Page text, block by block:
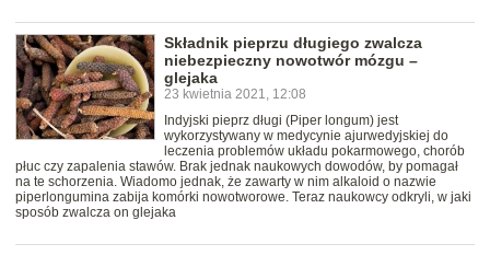
Składnik pieprzu długiego zwalcza
niebezpieczny nowotwór mózgu –
glejaka
23 kwietnia 2021, 12:08
Indyjski pieprz długi (Piper longum) jest
wykorzystywany w medycynie ajurwedyjskiej do
leczenia problemów układu pokarmowego, chorób
płuc czy zapalenia stawów. Brak jednak naukowych dowodów, by pomagał
na te schorzenia. Wiadomo jednak, że zawarty w nim alkaloid o nazwie
piperlongumina zabija komórki nowotworowe. Teraz naukowcy odkryli, w jaki
sposób zwalcza on glejaka